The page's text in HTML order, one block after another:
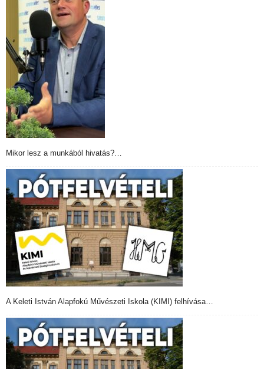
Mikor lesz a munkából hivatás?…
A Keleti István Alapfokú Művészeti Iskola (KIMI) felhívása…